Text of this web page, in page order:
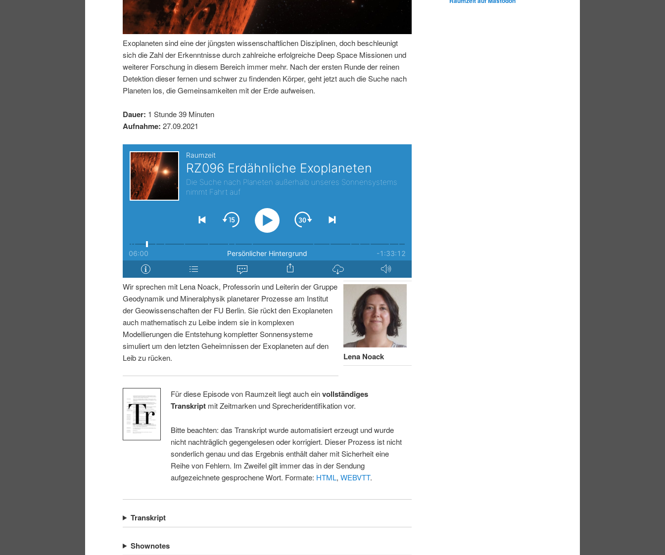
I
h
s
p
n
g
e
n
e
I
l
t
r
i
n
g
n
Exoplaneten sind eine der jüngsten wissenschaftlichen Disziplinen, doch beschleunigt
sich die Zahl der Erkenntnisse durch zahlreiche erfolgreiche Deep Space Missionen und
weiterer Forschung in diesem Bereich immer mehr. Nach der ersten Runde der reinen
Detektion dieser fernen und schwer zu findenden Körper, geht jetzt auch die Suche nach
Planeten los, die Gemeinsamkeiten mit der Erde aufweisen.
Dauer: 1 Stunde 39 Minuten
Aufnahme: 27.09.2021
Lena Noack
Wir sprechen mit Lena Noack, Professorin und Leiterin der Gruppe
Geodynamik und Mineralphysik planetarer Prozesse am Institut
der Geowissenschaften der FU Berlin. Sie rückt den Exoplaneten
auch mathematisch zu Leibe indem sie in komplexen
Modellierungen die Entstehung kompletter Sonnensysteme
simuliert um den letzten Geheimnissen der Exoplaneten auf den
Leib zu rücken.
Für diese Episode von Raumzeit liegt auch einvollständiges
Transkriptmit Zeitmarken und Sprecheridentifikation vor.
Bitte beachten: das Transkript wurde automatisiert erzeugt und wurde
nicht nachträglich gegengelesen oder korrigiert. Dieser Prozess ist nicht
sonderlich genau und das Ergebnis enthält daher mit Sicherheit eine
Reihe von Fehlern. Im Zweifel gilt immer das in der Sendung
aufgezeichnete gesprochene Wort. Formate: HTML, WEBVTT.
Transkript
Shownotes